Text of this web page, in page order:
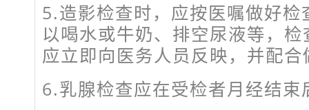
5.造影检查时，应按医嘱做好
以喝水或牛奶、排空尿液等，
应立即向医务人员反映，并配
6.乳腺检查应在受检者月经结束